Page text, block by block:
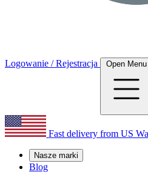
Logowanie / Rejestracja Open Menu
Fast delivery from US
Nasze marki
Blog